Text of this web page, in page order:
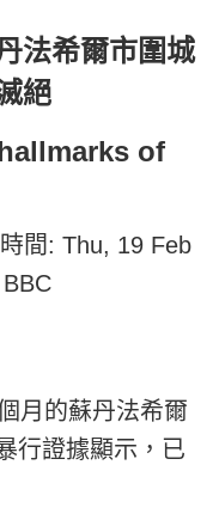
法希爾市圍城
絕
of
間: Thu, 19 Feb
月的蘇丹法希爾
行證據顯示，已